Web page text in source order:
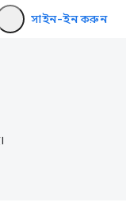
সাইন-ইন করুন